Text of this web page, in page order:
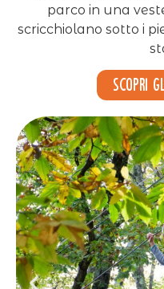
parco in una
scricchiolano sotto i
Scopri